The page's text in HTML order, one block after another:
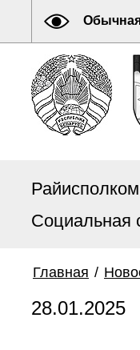
Райисполком
Социальная
Главная /
28.01.2025